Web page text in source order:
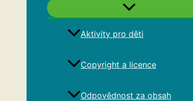
Aktivity pro děti
Copyright a licence
Odpovědnost za obsah